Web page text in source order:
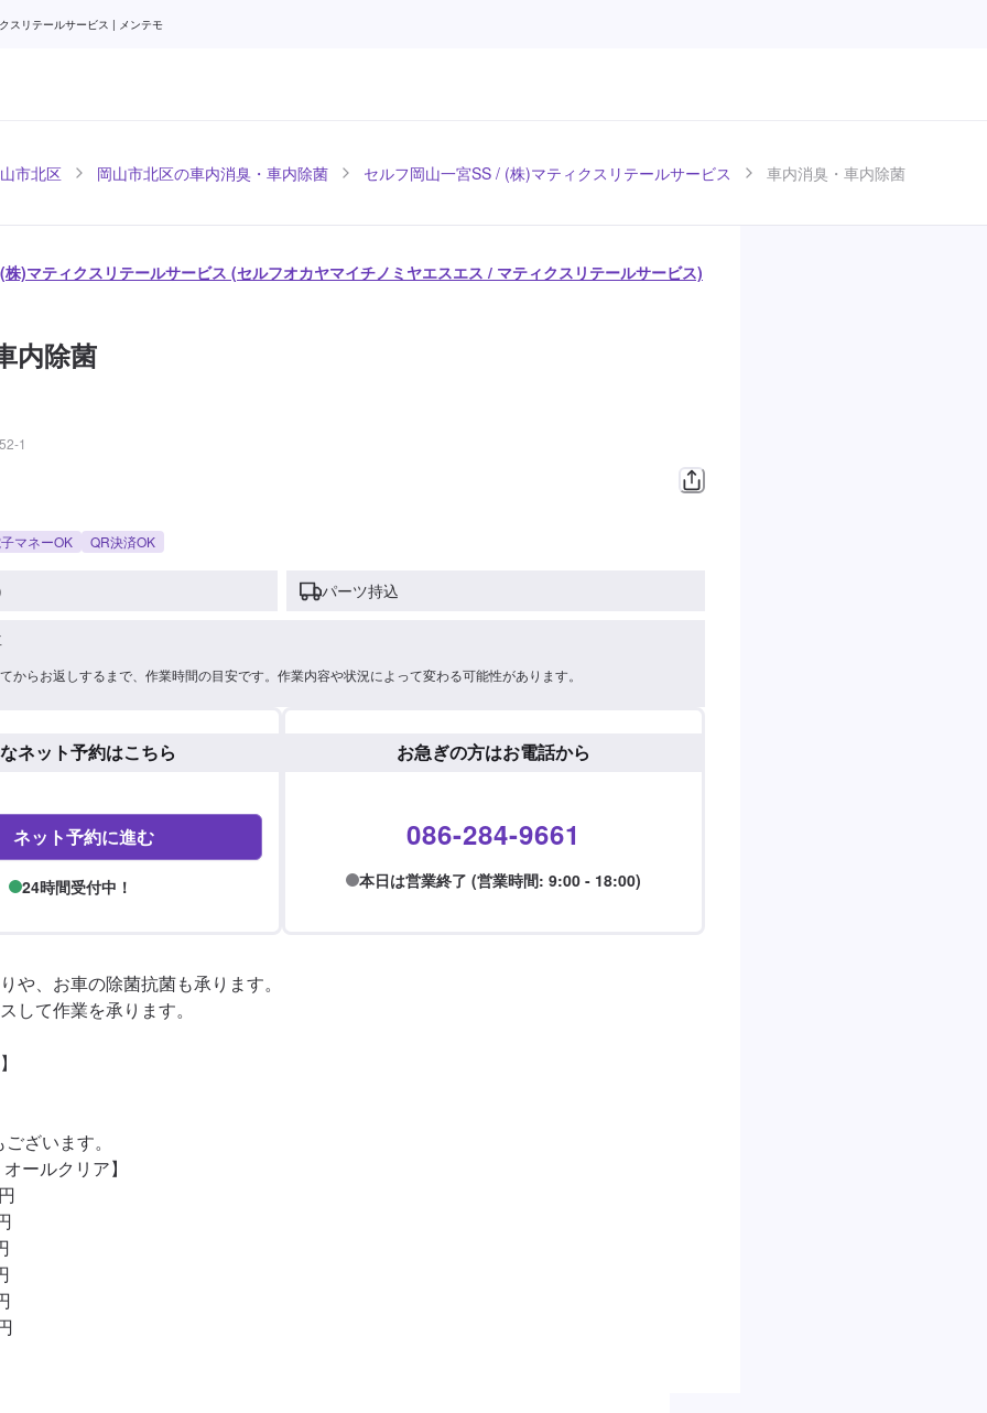
スリテールサービス | メンテモ
市北区 岡山市北区の車内消臭・車内除菌 セルフ岡山一宮SS / (株)マティクスリテールサービス 車内消臭・車内除菌
)マティクスリテールサービス (セルフオカヤマイチノミヤエスエス / マティクスリテールサービス)
内除菌
1
マネーOK QR決済OK
パーツ持込
からお返しするまで、作業時間の目安です。作業内容や状況によって変わる可能性があります。
ネット予約はこちら
ネット予約に進む
24時間受付中！
お急ぎの方はお電話から
086-284-9661
本日は営業終了 (営業時間: 9:00 - 18:00)
や、お車の除菌抗菌も承ります。
して作業を承ります。
ざいます。
ールクリア】